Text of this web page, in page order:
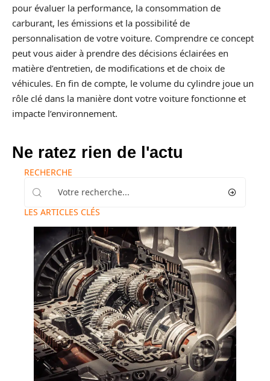
pour évaluer la performance, la consommation de
carburant, les émissions et la possibilité de
personnalisation de votre voiture. Comprendre ce concept
peut vous aider à prendre des décisions éclairées en
matière d’entretien, de modifications et de choix de
véhicules. En fin de compte, le volume du cylindre joue un
rôle clé dans la manière dont votre voiture fonctionne et
impacte l’environnement.
Ne ratez rien de l'actu
RECHERCHE
LES ARTICLES CLÉS